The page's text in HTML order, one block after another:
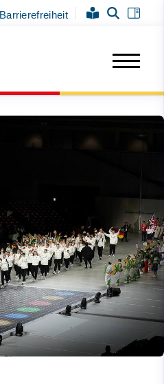
Barrierefreiheit